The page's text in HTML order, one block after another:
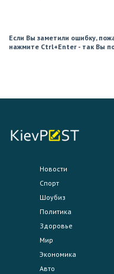
Если Вы заметили ошибку,
нажмите Ctrl+Enter - так Вы
Новости
Спорт
Шоубиз
Политика
Здоровье
Мир
Экономика
Авто